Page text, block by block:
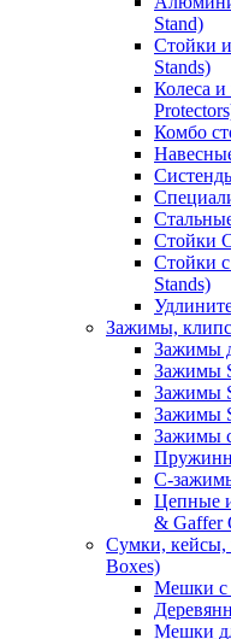
Stand)
Стойки
Stands)
Колеса и
Комбо
Стойки
Стойки
Stands)
Зажимы,
Зажимы
Зажимы
Зажимы
Зажимы
Зажимы
С-
Цепные
& Gaffer
Сумки, кейсы,
Boxes)
Мешки с
Мешки